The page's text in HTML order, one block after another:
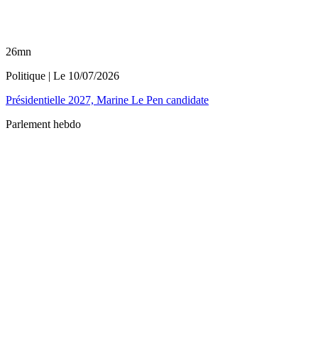
26mn
Politique | Le 10/07/2026
Présidentielle 2027, Marine Le Pen candidate
Parlement hebdo